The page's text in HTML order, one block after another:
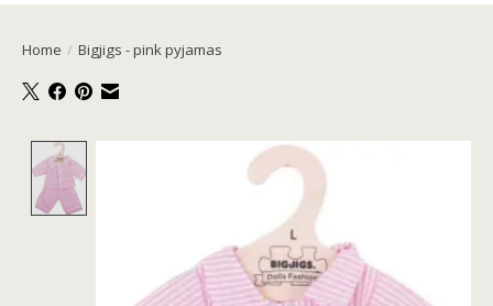
Home / Bigjigs - pink pyjamas
Product image slideshow Items